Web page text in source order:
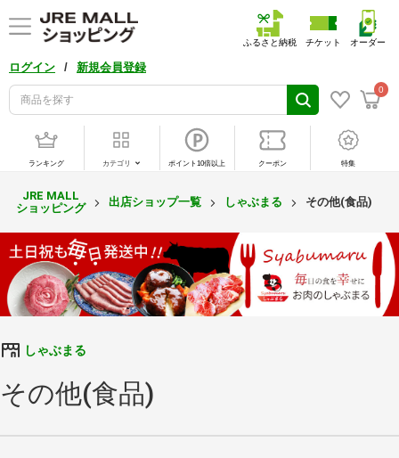
ログイン / 新規会員登録
0
ふるさと納税 チケット オーダー
ランキング カテゴリ ポイント10倍以上 クーポン 特集
JRE MALL
ショッピング
出店ショップ一覧 しゃぶまる その他(食品)
しゃぶまる
その他(食品)